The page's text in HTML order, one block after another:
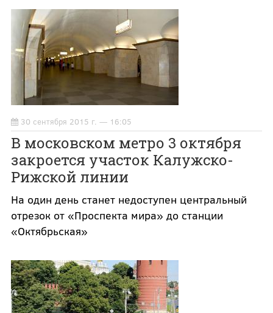
30 сентября 2015 г. — 16:05
В московском метро 3 октября
закроется участок Калужско-
Рижской линии
На один день станет недоступен центральный
отрезок от «Проспекта мира» до станции
«Октябрьская»